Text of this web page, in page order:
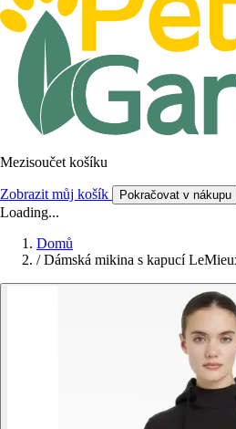
Mezisoučet košíku
Zobrazit můj košík Pokračovat v nákupu
Loading...
Domů
/ Dámská mikina s kapucí